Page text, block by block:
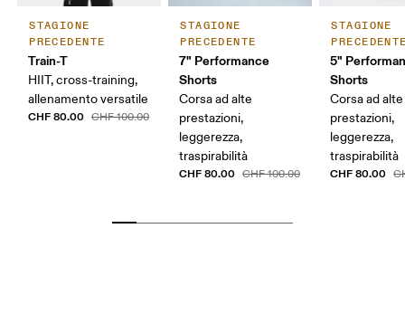
STAGIONE
PRECEDENTE
Train-T
HIIT, cross-training,
allenamento versatile
CHF 80.00 CHF 100.00
STAGIONE
PRECEDENTE
7" Performance
Shorts
Corsa ad alte
prestazioni,
leggerezza,
traspirabilità
CHF 80.00 CHF 100.00
STAGIONE
5"
Shorts
Corsa ad alte
prestazioni,
leggerezza,
traspirabilità
CHF 80.00